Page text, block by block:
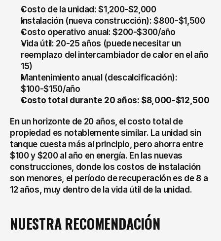
Costo de la unidad: $1,200-$2,000
Instalación (nueva construcción): $800-$1,500
Costo operativo anual: $200-$300/año
Vida útil: 20-25 años (puede necesitar un
reemplazo del intercambiador de calor en el año
15)
Mantenimiento anual (descalcificación):
$100-$150/año
Costo total durante 20 años: $8,000-$12,500
En un horizonte de 20 años, el costo total de
propiedad es notablemente similar. La unidad sin
tanque cuesta más al principio, pero ahorra entre
$100 y $200 al año en energía. En las nuevas
construcciones, donde los costos de instalación
son menores, el período de recuperación es de 8 a
12 años, muy dentro de la vida útil de la unidad.
NUESTRA RECOMENDACIÓN